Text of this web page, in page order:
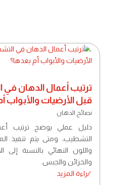
ترتيب أعمال الدهان
قبل الأرضيات والأبواب
نصائح الدهان
دليل عملي يوضح ترتيب
التشطيب، ومتى يتم تنفيذ
واللون النهائي بالنسبة إلى
والخزائن والجبس.
قراءة المزيد